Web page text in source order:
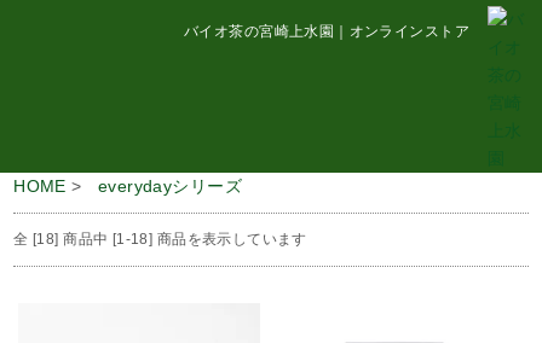
バイオ茶の宮崎上水園｜オンラインストア
HOME > everydayシリーズ
全 [18] 商品中 [1-18] 商品を表示しています